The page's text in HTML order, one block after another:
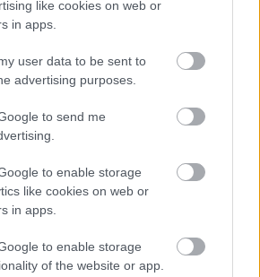
like cookies on web or
in apps.
user data to be sent to
advertising purposes.
to send me
to enable storage
like cookies on web or
in apps.
to enable storage
of the website or app.